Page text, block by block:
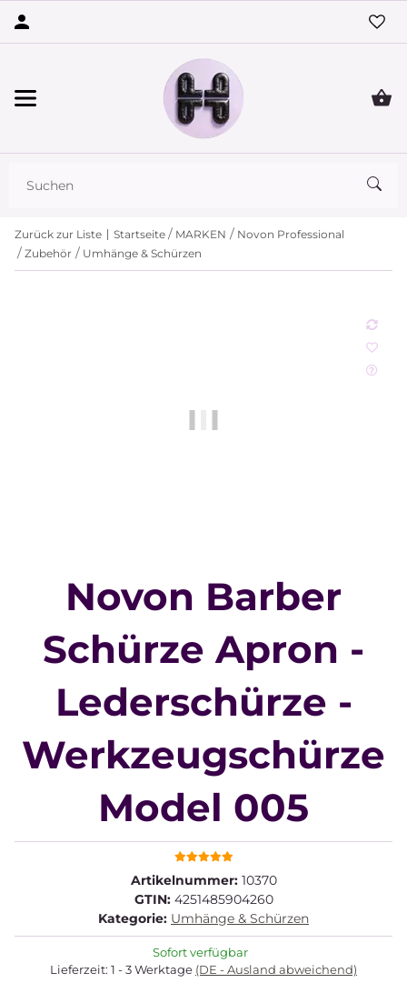
Zurück zur Liste Startseite MARKEN
Novon Professional
Zubehör
Umhänge & Schürzen
Novon Barber
Schürze Apron -
Lederschürze -
Werkzeugschürze
Model 005
Artikelnummer: 10370
GTIN: 4251485904260
Kategorie: Umhänge & Schürzen
Sofort verfügbar
Lieferzeit: 1 - 3 Werktage (DE - Ausland abweichend)